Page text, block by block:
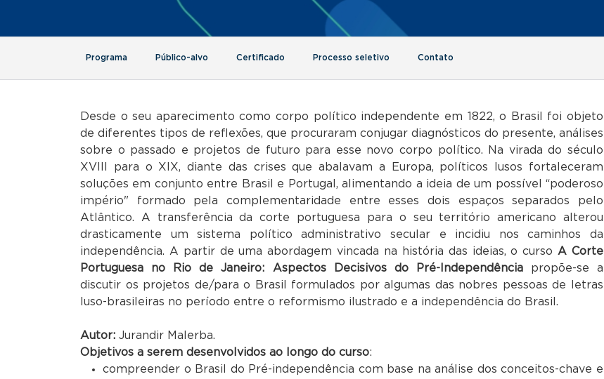
Programa Público-alvo Certificado Processo seletivo Contato
Desde o seu aparecimento como corpo político independente em 1822, o Brasil foi objeto
de diferentes tipos de reflexões, que procuraram conjugar diagnósticos do presente, análises
sobre o passado e projetos de futuro para esse novo corpo político. Na virada do século
XVIII para o XIX, diante das crises que abalavam a Europa, políticos lusos fortaleceram
soluções em conjunto entre Brasil e Portugal, alimentando a ideia de um possível “poderoso
império" formado pela complementaridade entre esses dois espaços separados pelo
Atlântico. A transferência da corte portuguesa para o seu território americano alterou
drasticamente um sistema político administrativo secular e incidiu nos caminhos da
independência. A partir de uma abordagem vincada na história das ideias, o curso A Corte
Portuguesa no Rio de Janeiro: Aspectos Decisivos do Pré-Independênciapropõe-se a
discutir os projetos de/para o Brasil formulados por algumas das nobres pessoas de letras
luso-brasileiras no período entre o reformismo ilustrado e a independência do Brasil.
Autor: Jurandir Malerba.
Objetivos a serem desenvolvidos ao longo do curso:
compreender o Brasil do Pré-independência com base na análise dos conceitos-chave e